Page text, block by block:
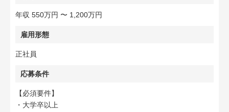
年収 550万円 〜 1,200万円
雇用形態
正社員
応募条件
【必須要件】
・大学卒以上